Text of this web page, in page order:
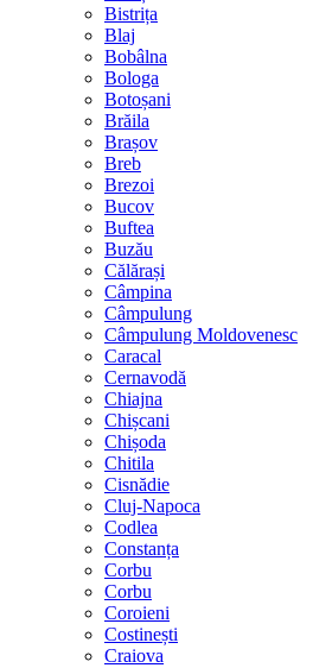
Bistrița
Blaj
Bobâlna
Bologa
Botoșani
Brăila
Brașov
Breb
Brezoi
Bucov
Buftea
Buzău
Călărași
Câmpina
Câmpulung
Câmpulung Moldovenesc
Caracal
Cernavodă
Chiajna
Chișcani
Chișoda
Chitila
Cisnădie
Cluj-Napoca
Codlea
Constanța
Corbu
Corbu
Coroieni
Costinești
Craiova